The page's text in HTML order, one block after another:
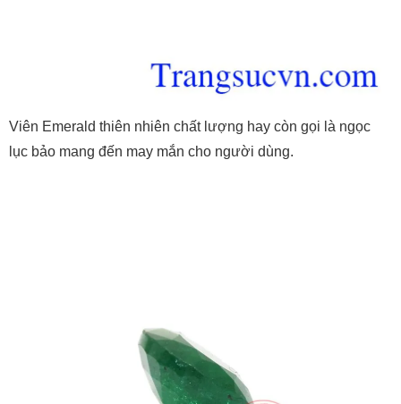
Viên Emerald thiên nhiên chất lượng hay còn gọi là ngọc
lục bảo mang đến may mắn cho người dùng.